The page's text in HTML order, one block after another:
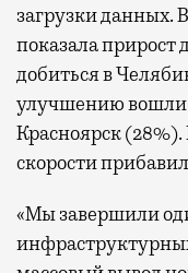
загрузки данных.
показала прирост
добиться в
улучшению вошли
Красноярск
скорости
«Мы завершили